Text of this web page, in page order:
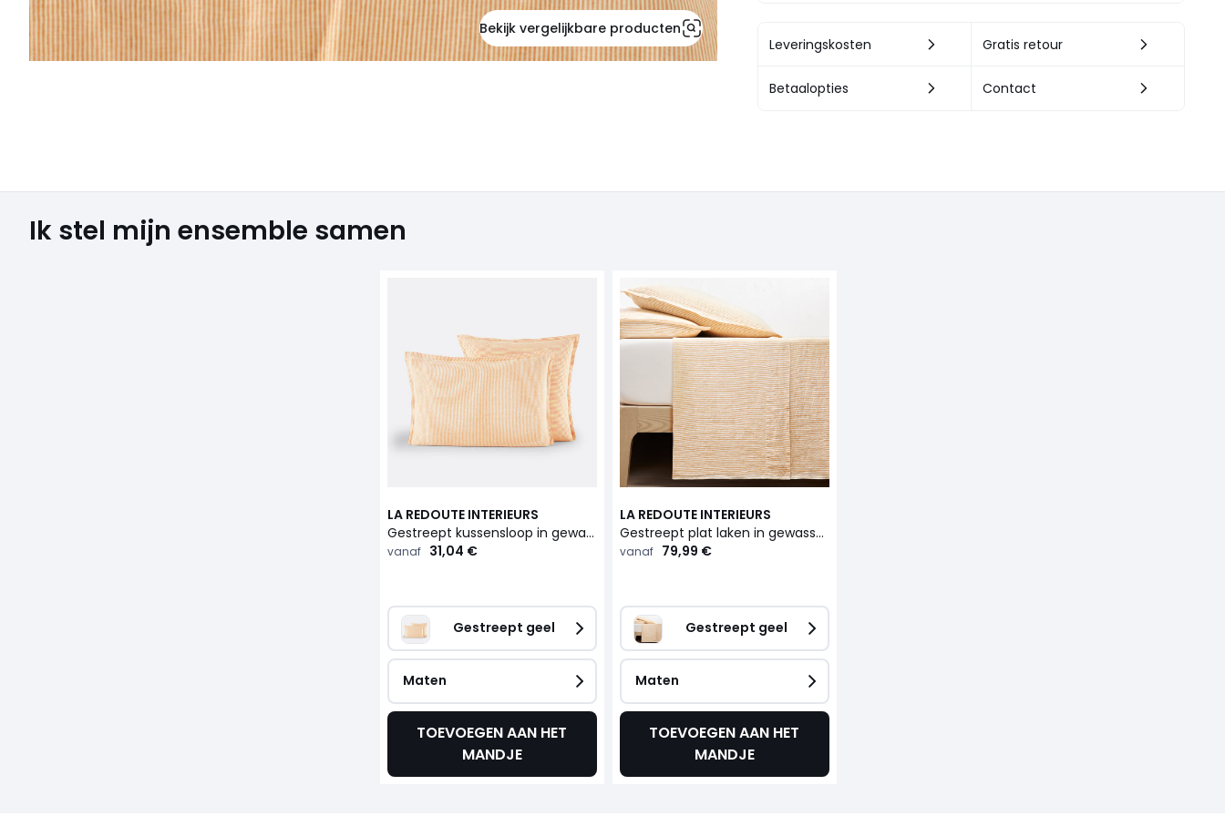
Bekijk vergelijkbare producten
Leveringskosten Gratis retour
Betaalopties Contact
Ik stel mijn ensemble samen
LA REDOUTE INTERIEURS
Gestreept kussensloop in gewassen linnen Limona
vanaf 31,04 €
Gestreept geel
Maten
TOEVOEGEN AAN HET
MANDJE
LA REDOUTE INTERIEURS
Gestreept plat laken in gewassen linnen, Limona
vanaf 79,99 €
Gestreept geel
Maten
TOEVOEGEN AAN HET
MANDJE